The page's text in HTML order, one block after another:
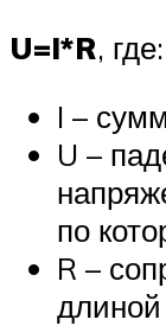
U=I*R, где:
I –
U –
по
R –
длиной